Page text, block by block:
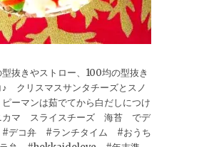
抜きやストロー、100均の型抜き
♪ クリスマスサンタチーズとスノ
ーマンは茹でてから白だしにつけ
カマ スライスチーズ 海苔 でデ
#デコ弁 #ランチタイム #おうち